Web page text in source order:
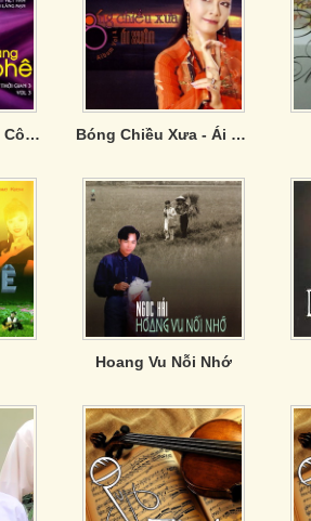
Màu Thời Gian 3 - Cô Hàng Cà Phê Bóng Chiều Xưa - Ái Xuân
Hoang Vu Nỗi Nhớ